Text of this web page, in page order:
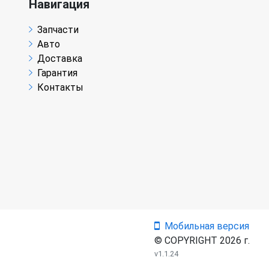
Навигация
Запчасти
Авто
Доставка
Гарантия
Контакты
Мобильная версия
© COPYRIGHT 2026 г.
v1.1.24